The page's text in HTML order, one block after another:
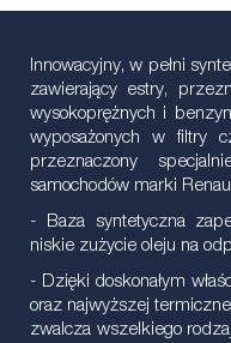
Innowacyjny, w pełni
zawierający estry,
wysokoprężnych i
wyposażonych w filtry
przeznaczony
samochodów marki
- Baza syntetyczna
niskie zużycie oleju na
- Dzięki doskonałym
oraz najwyższej
zwalcza wszelkiego